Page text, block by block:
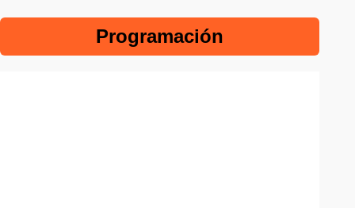
Programación